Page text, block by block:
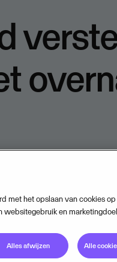
met het opslaan van cookies
websitegebruik en
Alles afwijzen Alle